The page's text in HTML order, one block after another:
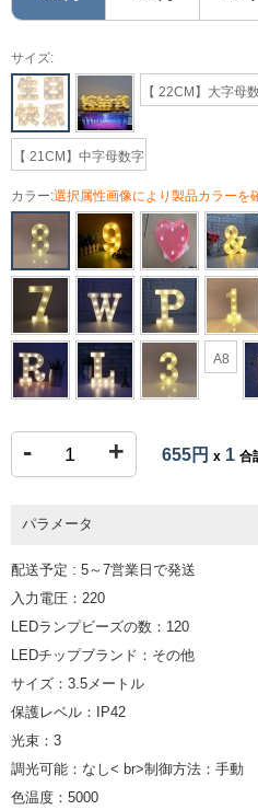
サイズ:
【 22CM】大字母
【 21CM】中字母数字
カラー:選択属性画像により製品カラーを
A8
- + 655円 x 1 合
パラメータ
配送予定 : 5～7営業日で発送
入力電圧：220
LEDランプビーズの数：120
LEDチップブランド：その他
サイズ：3.5メートル
保護レベル：IP42
光束：3
調光可能：なし< br>制御方法：手動
色温度：5000